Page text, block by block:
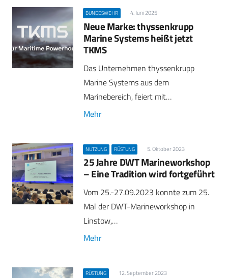
BUNDESWEHR 4. Juni 2025
Neue Marke: thyssenkrupp
Marine Systems heißt jetzt
TKMS
Das Unternehmen thyssenkrupp
Marine Systems aus dem
Marinebereich, feiert mit…
Mehr
NUTZUNG RÜSTUNG 5. Oktober 2023
25 Jahre DWT Marineworkshop
– Eine Tradition wird fortgeführt
Vom 25.-27.09.2023 konnte zum 25.
Mal der DWT-Marineworkshop in
Linstow,…
Mehr
RÜSTUNG 12. September 2023